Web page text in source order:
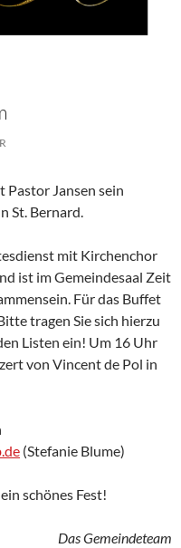
Pastor Jansen sein
St. Bernard.
mit Kirchenchor
ist im Gemeindesaal Zeit
Für das Buffet
tragen Sie sich hierzu
Listen ein! Um 16 Uhr
von Vincent de Pol in
(Stefanie Blume)
schönes Fest!
Das Gemeindeteam